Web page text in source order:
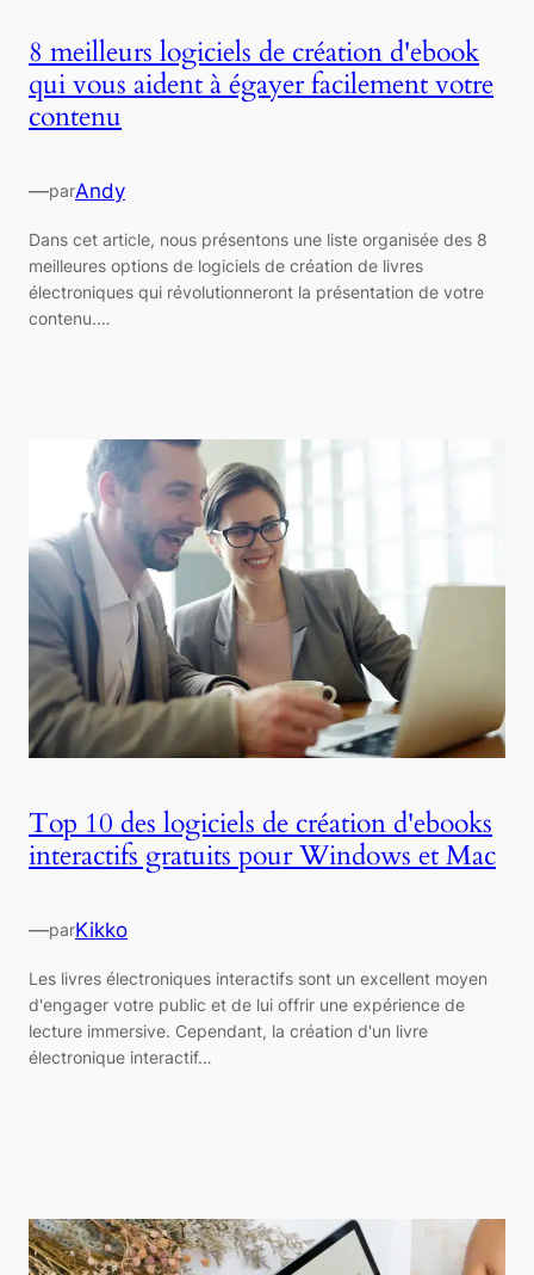
8 meilleurs logiciels de création d'ebook
qui vous aident à égayer facilement votre
contenu
—parAndy
Dans cet article, nous présentons une liste organisée des 8
meilleures options de logiciels de création de livres
électroniques qui révolutionneront la présentation de votre
contenu.…
Top 10 des logiciels de création d'ebooks
interactifs gratuits pour Windows et Mac
—parKikko
Les livres électroniques interactifs sont un excellent moyen
d'engager votre public et de lui offrir une expérience de
lecture immersive. Cependant, la création d'un livre
électronique interactif…